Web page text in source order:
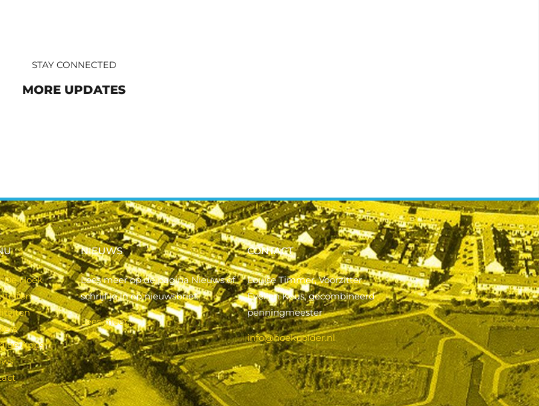
STAY CONNECTED
MORE UPDATES
De Hoek
Apps
NIEUWS
Lees meer op de pagina Nieuws of
schrijf je in op nieuwsbrief.
Lees meer..
CONTACT
Louise Timmer, Voorzitter
Evelien Keus, gecombineerd
penningmeester
info@hoekpolder.nl